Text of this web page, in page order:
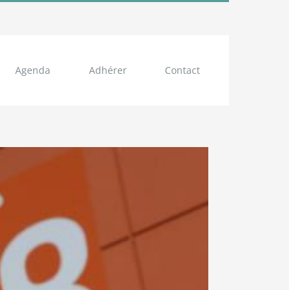
Agenda Adhérer Contact